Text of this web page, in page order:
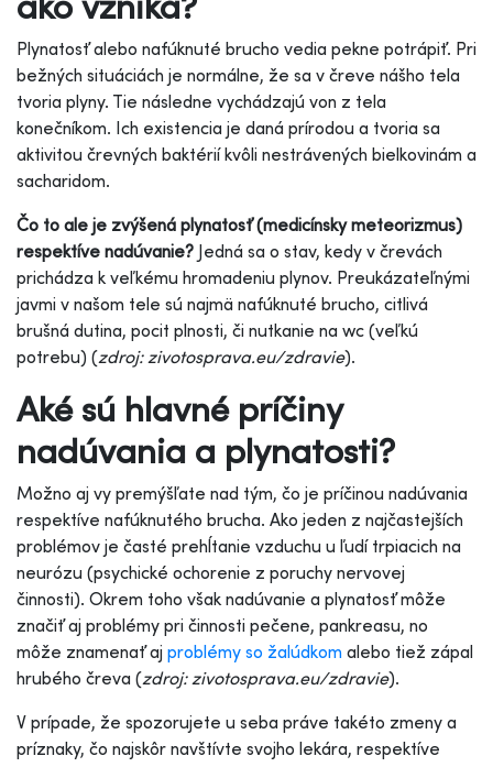
Plynatosť alebo nafúknuté brucho vedia pekne potrápiť. Pri
bežných situáciách je normálne, že sa v čreve nášho tela
tvoria plyny. Tie následne vychádzajú von z tela
konečníkom. Ich existencia je daná prírodou a tvoria sa
aktivitou črevných baktérií kvôli nestrávených bielkovinám a
sacharidom.
Čo to ale je zvýšená plynatosť (medicínsky meteorizmus)
respektíve nadúvanie? Jedná sa o stav, kedy v črevách
prichádza k veľkému hromadeniu plynov. Preukázateľnými
javmi v našom tele sú najmä nafúknuté brucho, citlivá
brušná dutina, pocit plnosti, či nutkanie na wc (veľkú
potrebu) (zdroj: zivotosprava.eu/zdravie).
Aké sú hlavné príčiny
nadúvania a plynatosti?
Možno aj vy premýšľate nad tým, čo je príčinou nadúvania
respektíve nafúknutého brucha. Ako jeden z najčastejších
problémov je časté prehĺtanie vzduchu u ľudí trpiacich na
neurózu (psychické ochorenie z poruchy nervovej
činnosti). Okrem toho však nadúvanie a plynatosť môže
značiť aj problémy pri činnosti pečene, pankreasu, no
môže znamenať aj problémy so žalúdkom alebo tiež zápal
hrubého čreva (zdroj: zivotosprava.eu/zdravie).
V prípade, že spozorujete u seba práve takéto zmeny a
príznaky, čo najskôr navštívte svojho lekára, respektíve